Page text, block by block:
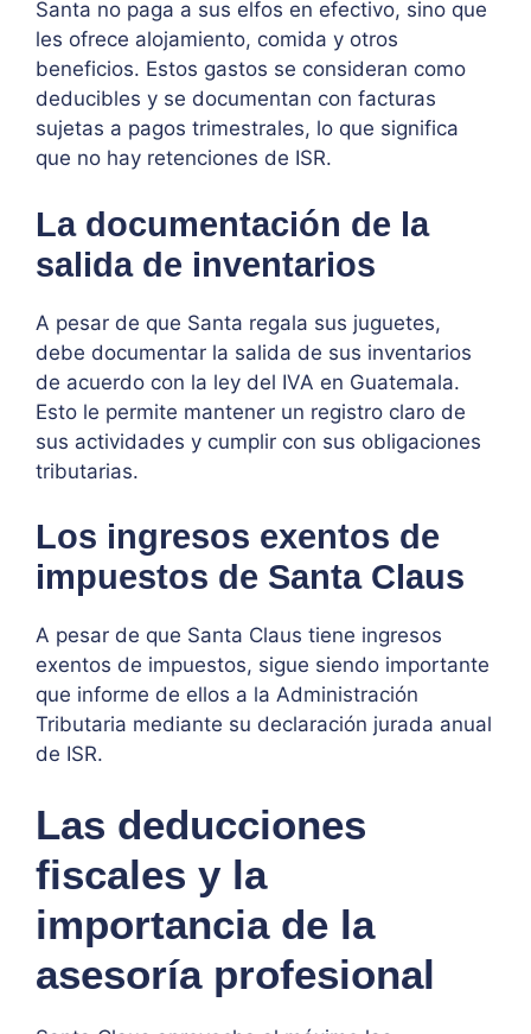
Santa no paga a sus elfos en efectivo, sino que
les ofrece alojamiento, comida y otros
beneficios. Estos gastos se consideran como
deducibles y se documentan con facturas
sujetas a pagos trimestrales, lo que significa
que no hay retenciones de ISR.
La documentación de la
salida de inventarios
A pesar de que Santa regala sus juguetes,
debe documentar la salida de sus inventarios
de acuerdo con la ley del IVA en Guatemala.
Esto le permite mantener un registro claro de
sus actividades y cumplir con sus obligaciones
tributarias.
Los ingresos exentos de
impuestos de Santa Claus
A pesar de que Santa Claus tiene ingresos
exentos de impuestos, sigue siendo importante
que informe de ellos a la Administración
Tributaria mediante su declaración jurada anual
de ISR.
Las deducciones
fiscales y la
importancia de la
asesoría profesional